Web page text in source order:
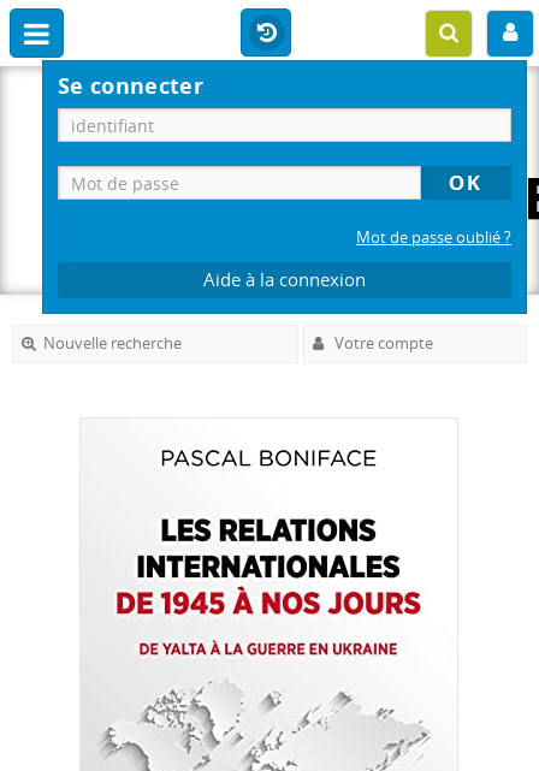
Se connecter
Mot de passe oublié ?
Aide à la connexion
Nouvelle recherche Votre compte